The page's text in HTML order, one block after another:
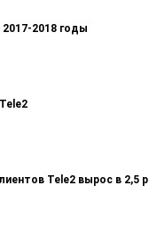
2018 годы
Tele2 вырос в 2,5